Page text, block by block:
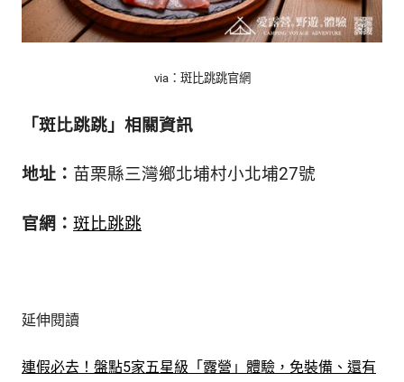
via：斑比跳跳官網
「斑比跳跳」相關資訊
地址： 苗栗縣三灣鄉北埔村小北埔27號
官網： 斑比跳跳
延伸閱讀
連假必去！盤點5家五星級「露營」體驗，免裝備、還有